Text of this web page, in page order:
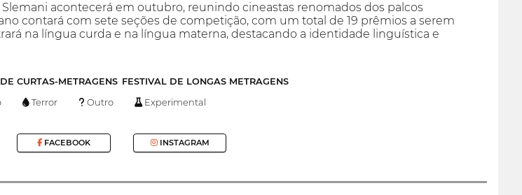
acontecerá em outubro, reunindo cineastas renomados dos palcos
contará com sete seções de competição, com um total de 19 prêmios a serem
na língua curda e na língua materna, destacando a identidade linguística e
CURTAS-METRAGENS FESTIVAL DE LONGAS METRAGENS
Terror Outro Experimental
FACEBOOK INSTAGRAM